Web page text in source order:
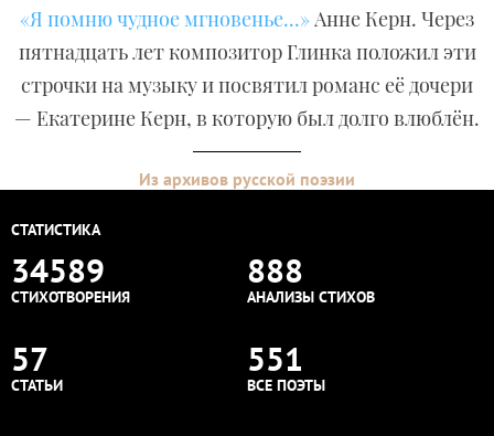
«Я помню чудное мгновенье...»Анне Керн. Через
пятнадцать лет композитор Глинка положил эти
строчки на музыку и посвятил романс её дочери
— Екатерине Керн, в которую был долго влюблён.
Из архивов русской поэзии
СТАТИСТИКА
34589
СТИХОТВОРЕНИЯ
888
АНАЛИЗЫ СТИХОВ
57
СТАТЬИ
551
ВСЕ ПОЭТЫ